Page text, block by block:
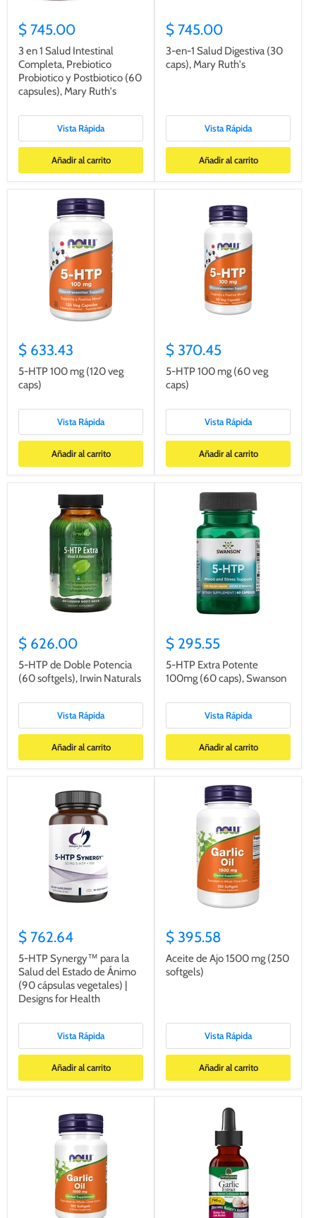
$ 745.00
3 en 1 Salud Intestinal
Completa, Prebiotico
Probiotico y Postbiotico (60
capsules), Mary Ruth's
Vista Rápida
Añadir al carrito
$ 745.00
3-en-1 Salud Digestiva (30
caps), Mary Ruth's
Vista Rápida
Añadir al carrito
$ 633.43
5-HTP 100 mg (120 veg
caps)
Vista Rápida
Añadir al carrito
$ 370.45
5-HTP 100 mg (60 veg
caps)
Vista Rápida
Añadir al carrito
$ 626.00
5-HTP de Doble Potencia
(60 softgels), Irwin Naturals
Vista Rápida
Añadir al carrito
$ 295.55
5-HTP Extra Potente
100mg (60 caps), Swanson
Vista Rápida
Añadir al carrito
$ 762.64
5-HTP Synergy™ para la
Salud del Estado de Ánimo
(90 cápsulas vegetales) |
Designs for Health
Vista Rápida
Añadir al carrito
$ 395.58
Aceite de Ajo 1500 mg (250
softgels)
Vista Rápida
Añadir al carrito